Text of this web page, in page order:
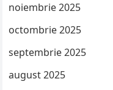
noiembrie 2025
octombrie 2025
septembrie 2025
august 2025